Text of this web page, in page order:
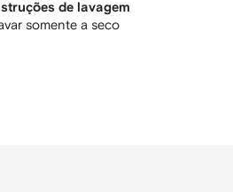
de lavagem
somente a seco